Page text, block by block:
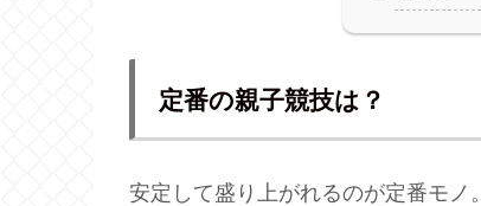
定番の親子競技は？
安定して盛り上がれるのが定番モノ。